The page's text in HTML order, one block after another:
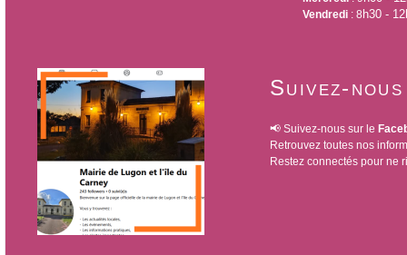
Vendredi : 8 h30 -
Suivez-
📢 Suivez-nous sur le
Retrouvez toutes nos
Restez connectés pour ne